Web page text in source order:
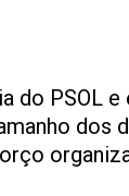
do PSOL
dos